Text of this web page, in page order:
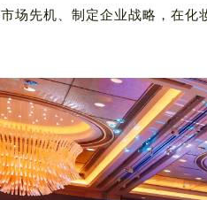
场先机、制定企业战略，在化